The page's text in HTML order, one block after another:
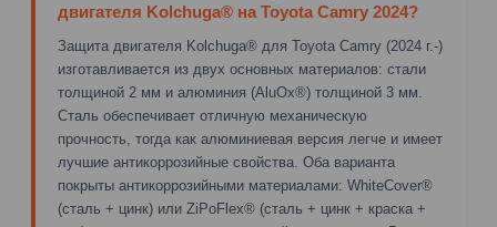
двигателя Kolchuga® на Toyota Camry 2024?
Защита двигателя Kolchuga® для Toyota Camry (2024 г.-)
изготавливается из двух основных материалов: стали
толщиной 2 мм и алюминия (AluOx®) толщиной 3 мм.
Сталь обеспечивает отличную механическую
прочность, тогда как алюминиевая версия легче и имеет
лучшие антикоррозийные свойства. Оба варианта
покрыты антикоррозийными материалами: WhiteCover®
(сталь + цинк) или ZiPoFlex® (сталь + цинк + краска +